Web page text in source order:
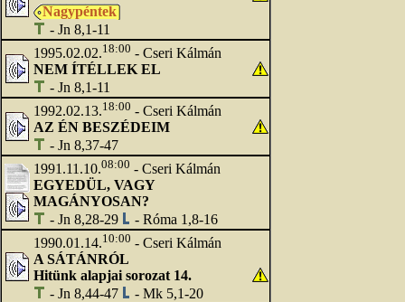
Nagypéntek
- Jn 8,1-11
1995.02.02.18:00 - Cseri Kálmán
NEM ÍTÉLLEK EL
- Jn 8,1-11
1992.02.13.18:00 - Cseri Kálmán
AZ ÉN BESZÉDEIM
- Jn 8,37-47
1991.11.10.08:00 - Cseri Kálmán
EGYEDÜL, VAGY
MAGÁNYOSAN?
- Jn 8,28-29
- Róma 1,8-16
1990.01.14.10:00 - Cseri Kálmán
A SÁTÁNRÓL
Hitünk alapjai sorozat 14.
- Jn 8,44-47
- Mk 5,1-20